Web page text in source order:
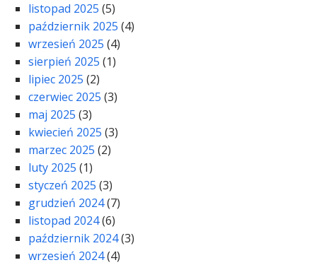
listopad 2025 (5)
październik 2025 (4)
wrzesień 2025 (4)
sierpień 2025 (1)
lipiec 2025 (2)
czerwiec 2025 (3)
maj 2025 (3)
kwiecień 2025 (3)
marzec 2025 (2)
luty 2025 (1)
styczeń 2025 (3)
grudzień 2024(7)
listopad 2024(6)
październik 2024(3)
wrzesień 2024(4)